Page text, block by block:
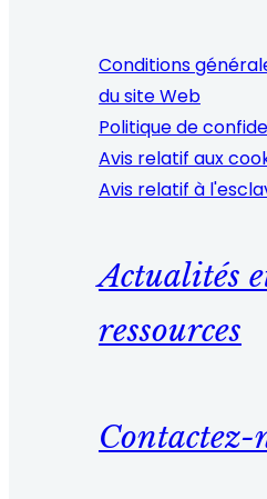
Conditions
du site Web
Politique de
Avis relatif aux
Avis relatif à
Actualités
ressources
Contactez-